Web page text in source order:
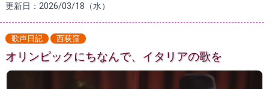
更新日：2026/03/18（水）
歌声日記 西荻窪
オリンピックにちなんで、イタリアの歌を